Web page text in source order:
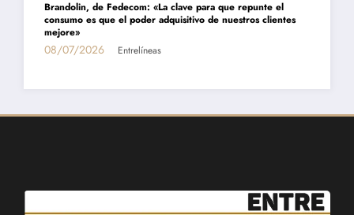
Daniel Montamat: «Todavía pagamos el costo del populismo
energético con los cortes de gas»
01/07/2026 Entrelíneas